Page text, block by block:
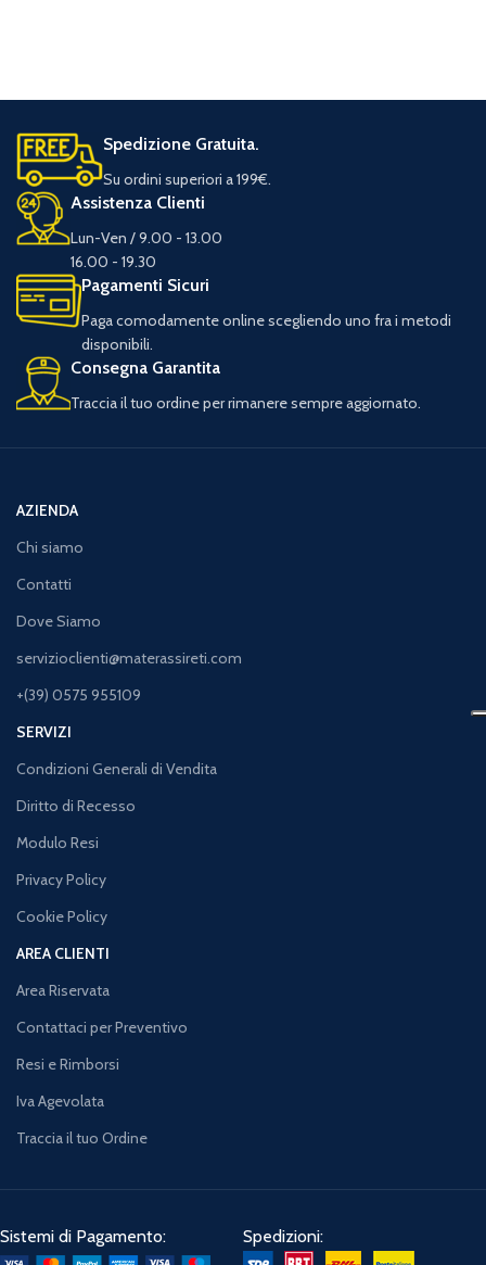
Spedizione Gratuita.
Su ordini superiori a 199€.
Assistenza Clienti
Lun-Ven / 9.00 - 13.00
16.00 - 19.30
Pagamenti Sicuri
Paga comodamente online scegliendo uno fra i metodi
disponibili.
Consegna Garantita
Traccia il tuo ordine per rimanere sempre aggiornato.
AZIENDA
Chi siamo
Contatti
Dove Siamo
servizioclienti@materassireti.com
+(39) 0575 955109
SERVIZI
Condizioni Generali di Vendita
Diritto di Recesso
Modulo Resi
Privacy Policy
Cookie Policy
AREA CLIENTI
Area Riservata
Contattaci per Preventivo
Resi e Rimborsi
Iva Agevolata
Traccia il tuo Ordine
Sistemi di Pagamento: Spedizioni: